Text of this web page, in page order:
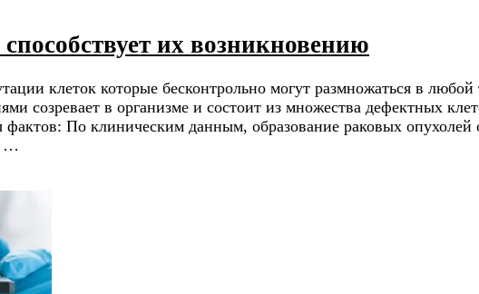
их возникновению
клеток которые бесконтрольно могут размножаться в
созревает в организме и состоит из множества дефектных
По клиническим данным, образование раковых
…